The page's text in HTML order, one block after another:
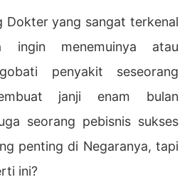
Dokter yang sangat terkenal
ingin menemuinya atau
penyakit seseorang
janji enam bulan
seorang pebisnis sukses
penting di Negaranya, tapi
ini?